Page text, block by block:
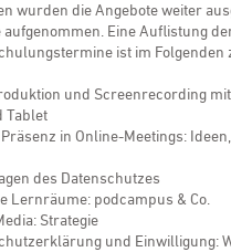
wurden die Angebote weiter
aufgenommen. Eine Auflistung
ist im Folgenden
und Screenrecording mit
Tablet
Präsenz in Online-Meetings:
des Datenschutzes
Lernräume: podcampus & Co.
Strategie
und Einwilligung: